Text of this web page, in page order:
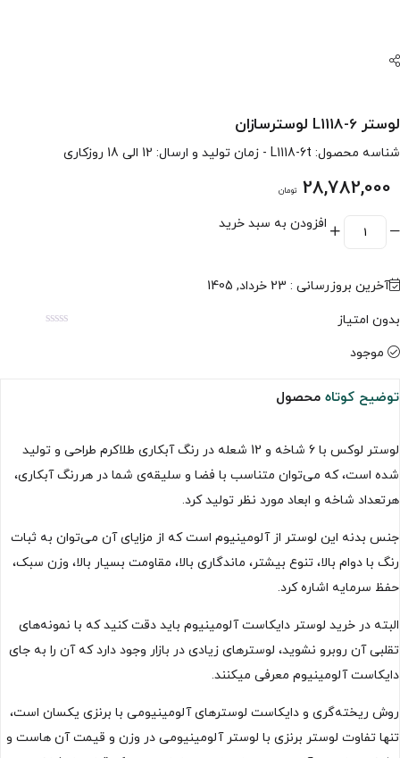
لوستر L1118-6 لوسترسازان
شناسه محصول: L1118-6t - زمان تولید و ارسال: 12 الی 18 روزکاری
28,782,000 تومان
افزودن به سبد خرید
آخرین بروزرسانی : 23 خرداد, 1405
بدون امتیاز
موجود
توضیح کوتاه محصول
لوستر لوکس با 6 شاخه و 12 شعله در رنگ آبکاری طلاکرم طراحی و تولید
شده است، که می‌توان متناسب با فضا و سلیقه‌ی شما در هررنگ آبکاری،
هرتعداد شاخه و ابعاد مورد نظر تولید کرد.
جنس بدنه این لوستر از آلومینیوم است که از مزایای آن می‌توان به ثبات
رنگ با دوام بالا، تنوع بیشتر، ماندگاری بالا، مقاومت بسیار بالا، وزن سبک،
حفظ سرمایه اشاره کرد.
البته در خرید لوستر دایکاست آلومینیوم باید دقت کنید که با نمونه‌های
تقلبی آن روبرو نشوید، لوسترهای زیادی در بازار وجود دارد که آن را به جای
دایکاست آلومینیوم معرفی میکنند.
روش ریخته‌گری و دایکاست لوسترهای آلومینیومی با برنزی یکسان است،
تنها تفاوت لوستر برنزی با لوستر آلومینیومی در وزن و قیمت آن هاست و